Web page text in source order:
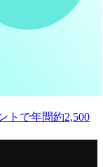
トで年間約2,500